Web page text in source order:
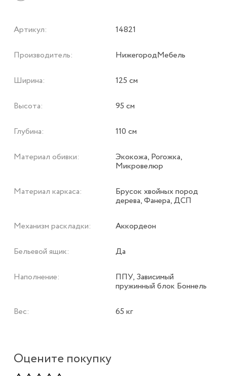
Оцените покупку
Артикул: 14821
Производитель: НижегородМебель
Ширина: 125 см
Высота: 95 см
Глубина: 110 см
Материал обивки: Экокожа, Рогожка,
Микровелюр
Материал каркаса: Брусок хвойных пород
дерева, Фанера, ДСП
Механизм раскладки: Аккордеон
Бельевой ящик: Да
Наполнение: ППУ, Зависимый
пружинный блок Боннель
Вес: 65 кг